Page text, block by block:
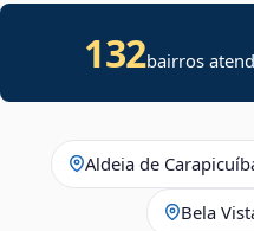
132bairros
Aldeia de
Bela